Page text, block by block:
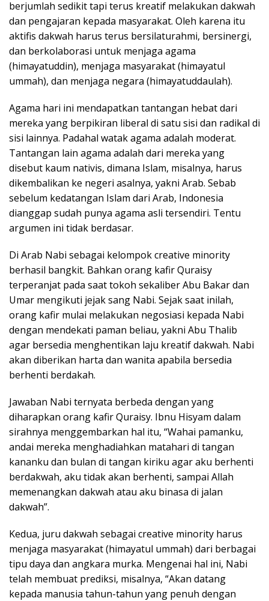
berjumlah sedikit tapi terus kreatif melakukan dakwah
dan pengajaran kepada masyarakat. Oleh karena itu
aktifis dakwah harus terus bersilaturahmi, bersinergi,
dan berkolaborasi untuk menjaga agama
(himayatuddin), menjaga masyarakat (himayatul
ummah), dan menjaga negara (himayatuddaulah).
Agama hari ini mendapatkan tantangan hebat dari
mereka yang berpikiran liberal di satu sisi dan radikal di
sisi lainnya. Padahal watak agama adalah moderat.
Tantangan lain agama adalah dari mereka yang
disebut kaum nativis, dimana Islam, misalnya, harus
dikembalikan ke negeri asalnya, yakni Arab. Sebab
sebelum kedatangan Islam dari Arab, Indonesia
dianggap sudah punya agama asli tersendiri. Tentu
argumen ini tidak berdasar.
Di Arab Nabi sebagai kelompok creative minority
berhasil bangkit. Bahkan orang kafir Quraisy
terperanjat pada saat tokoh sekaliber Abu Bakar dan
Umar mengikuti jejak sang Nabi. Sejak saat inilah,
orang kafir mulai melakukan negosiasi kepada Nabi
dengan mendekati paman beliau, yakni Abu Thalib
agar bersedia menghentikan laju kreatif dakwah. Nabi
akan diberikan harta dan wanita apabila bersedia
berhenti berdakah.
Jawaban Nabi ternyata berbeda dengan yang
diharapkan orang kafir Quraisy. Ibnu Hisyam dalam
sirahnya menggembarkan hal itu, “Wahai pamanku,
andai mereka menghadiahkan matahari di tangan
kananku dan bulan di tangan kiriku agar aku berhenti
berdakwah, aku tidak akan berhenti, sampai Allah
memenangkan dakwah atau aku binasa di jalan
dakwah”.
Kedua, juru dakwah sebagai creative minority harus
menjaga masyarakat (himayatul ummah) dari berbagai
tipu daya dan angkara murka. Mengenai hal ini, Nabi
telah membuat prediksi, misalnya, “Akan datang
kepada manusia tahun-tahun yang penuh dengan